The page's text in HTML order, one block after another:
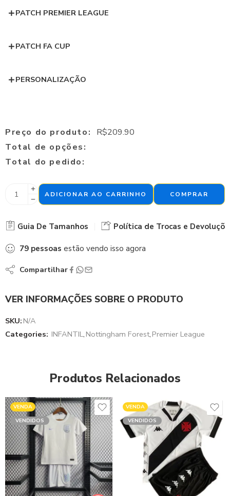
PATCH PREMIER LEAGUE
PATCH FA CUP
PERSONALIZAÇÃO
Preço do produto: R$209.90
Total de opções:
Total do pedido:
ADICIONAR AO CARRINHO COMPRAR
Guia De Tamanhos Política de Trocas e
79 pessoas estão vendo isso agora
Compartilhar
VER INFORMAÇÕES SOBRE O PRODUTO
SKU: N/A
Categories: INFANTIL, Nottingham Forest, Premier League
Produtos Relacionados
VENDA
VENDIDOS
VENDA
VENDIDOS